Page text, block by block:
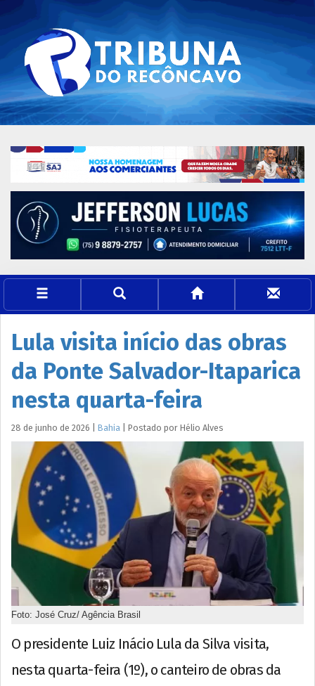
Lula visita início das obras
da Ponte Salvador-Itaparica
nesta quarta-feira
28 de junho de 2026 Bahia Postado por Hélio Alves
Foto: José Cruz/ Agência Brasil
O presidente Luiz Inácio Lula da Silva visita,
nesta quarta-feira (1º), o canteiro de obras da